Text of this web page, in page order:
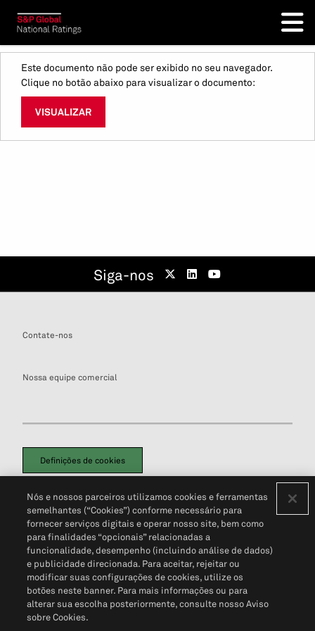
Este documento não pode ser exibido no seu navegador.
Clique no botão abaixo para visualizar o documento:
VISUALIZAR
Siga-nos
Contate-nos
Nossa equipe comercial
Definições de cookies
Política de PrivacidadePortal de privacidade do cliente (em inglês)
Não Venda Minhas Informações Pessoais© 2026 S&P Global
Nós e nossos parceiros utilizamos cookies e ferramentas
semelhantes (“Cookies”) conforme necessário para
fornecer serviços digitais e operar nosso site, bem como
para finalidades “opcionais” relacionadas a
funcionalidade, desempenho (incluindo análise de dados)
e publicidade direcionada. Para aceitar, rejeitar ou
modificar suas configurações de cookies, utilize os
botões neste banner. Para mais informações ou para
alterar sua escolha posteriormente, consulte nosso Aviso
sobre Cookies.